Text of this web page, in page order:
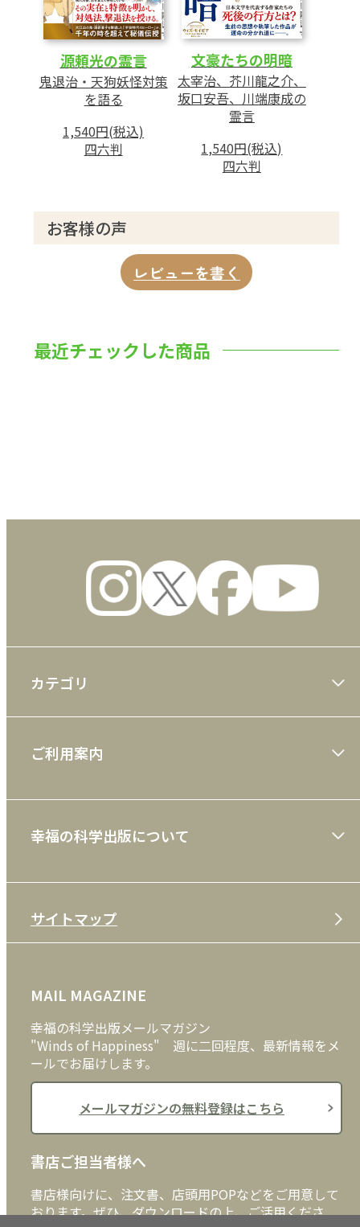
源頼光の霊言
鬼退治・天狗妖怪対策
を語る
1,540円(税込)
四六判
文豪たちの明暗
太宰治、芥川龍之介、
坂口安吾、川端康成の
霊言
1,540円(税込)
四六判
お客様の声
レビューを書く
最近チェックした商品
カテゴリ
雑誌
CD
DVD・ブルーレイ
外国語
ご利用案内
利用規約
特定商取引法
プライバシーポリシー
クッキーポリシー
幸福の科学出版について
メディア・ライブラリー
サイトマップ
MAIL MAGAZINE
幸福の科学出版メールマガジン
"Winds of Happiness" 週に二回程度、最新情報をメ
ールでお届けします。
メールマガジンの無料登録はこちら
書店ご担当者様へ
書店様向けに、注文書、店頭用POPなどをご用意して
おります。ぜひ、ダウンロードの上、ご活用くださ